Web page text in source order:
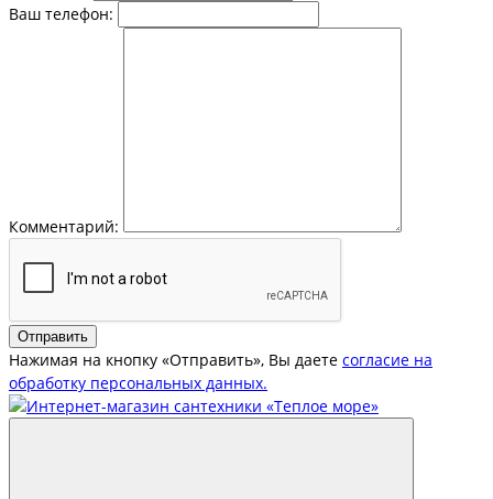
Ваш телефон:
Комментарий:
Отправить
Нажимая на кнопку «Отправить», Вы даете согласие на
обработку персональных данных.